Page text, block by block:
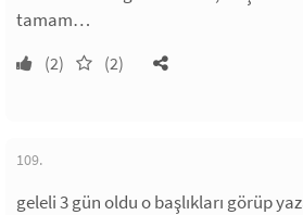
tamam…
(2) (2)
109.
geleli 3 gün oldu o başlıkları görüp